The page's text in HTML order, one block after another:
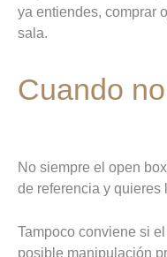
ya entiendes, comprar
sala.
Cuando
No siempre el open
de referencia y quieres
Tampoco conviene si
posible manipulación